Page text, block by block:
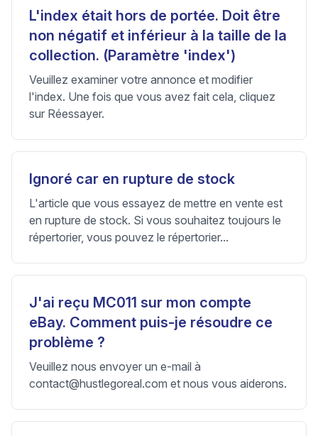
L'index était hors de portée. Doit être
non négatif et inférieur à la taille de la
collection. (Paramètre 'index')
Veuillez examiner votre annonce et modifier
l'index. Une fois que vous avez fait cela, cliquez
sur Réessayer.
Ignoré car en rupture de stock
L'article que vous essayez de mettre en vente est
en rupture de stock. Si vous souhaitez toujours le
répertorier, vous pouvez le répertorier...
J'ai reçu MC011 sur mon compte
eBay. Comment puis-je résoudre ce
problème ?
Veuillez nous envoyer un e-mail à
contact@hustlegoreal.com et nous vous aiderons.